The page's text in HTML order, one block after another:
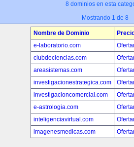
8 dominios en esta
Mostrando 1 de 8
Nombre de Dominio
e-laboratorio.com
clubdeciencias.com
areasistemas.com
investigacionestrategica.com
investigacioncomercial.com
e-astrologia.com
inteligenciavirtual.com
imagenesmedicas.com